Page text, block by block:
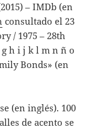
– IMDb (en
consultado el 23
/ 1975 – 28th
g h i j k l m n ñ o
Bonds» (en
(en inglés). 100
de acento se